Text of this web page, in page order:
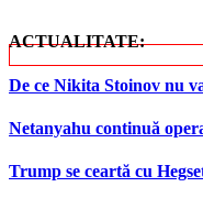
ACTUALITATE:
De ce Nikita Stoinov nu
Netanyahu continuă
Trump se ceartă cu